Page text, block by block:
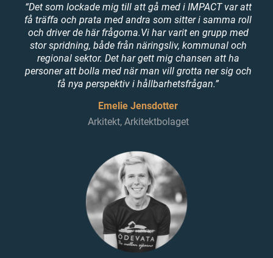
“Det som lockade mig till att gå med i IMPACT var att
få träffa och prata med andra som sitter i samma roll
och driver de här frågorna.Vi har varit en grupp med
stor spridning, både från näringsliv, kommunal och
regional sektor. Det har gett mig chansen att ha
personer att bolla med när man vill grotta ner sig och
få nya perspektiv i hållbarhetsfrågan.”
Emelie Jensdotter
Arkitekt, Arkitektbolaget